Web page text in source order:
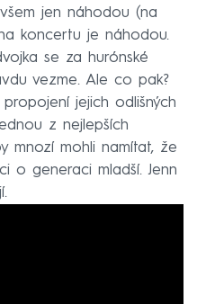
jen náhodou (na
koncertu je náhodou.
se za hurónské
vezme. Ale co pak?
jejich odlišných
z nejlepších
mnozí mohli namítat, že
o generaci mladší. Jenn